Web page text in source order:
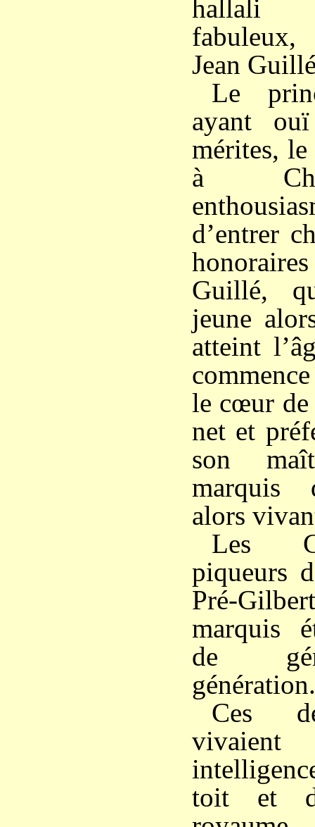
hallali
Jean
Le
ayant
mérites,
à
d’entrer
Guillé,
jeune
atteint
le cœur de
net et
son
marquis
alors
Les
piqueurs
Pré-
marquis
de
génération.
Ces
toit et